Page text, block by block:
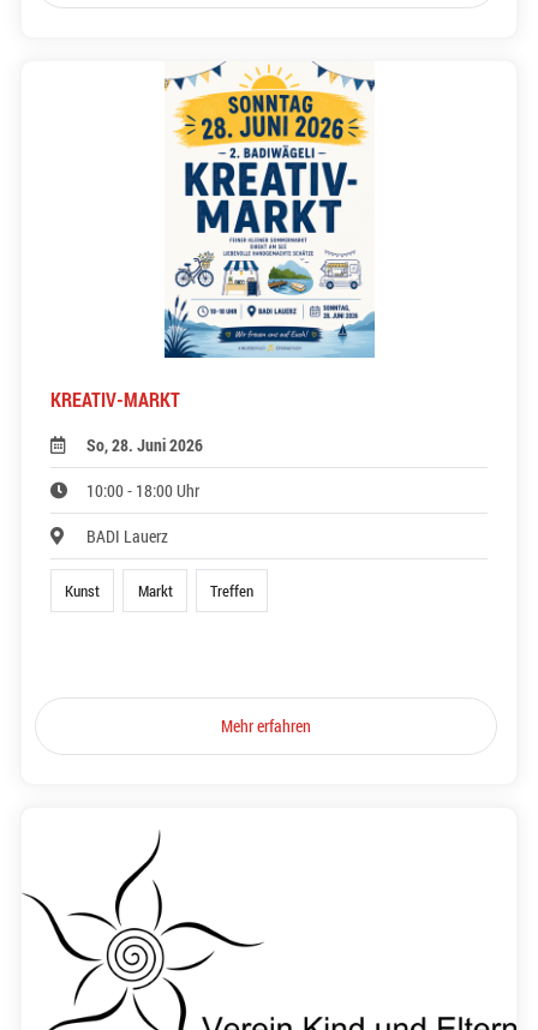
KREATIV-MARKT
So, 28. Juni 2026
10:00 - 18:00 Uhr
BADI Lauerz
Kunst Markt Treffen
Mehr erfahren